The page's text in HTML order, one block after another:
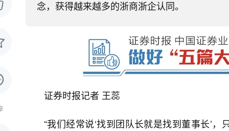
念，获得越来越多的浙商浙企认同。
证券时报记者 王蕊
“我们经常说‘找到团队长就是找到董事长’